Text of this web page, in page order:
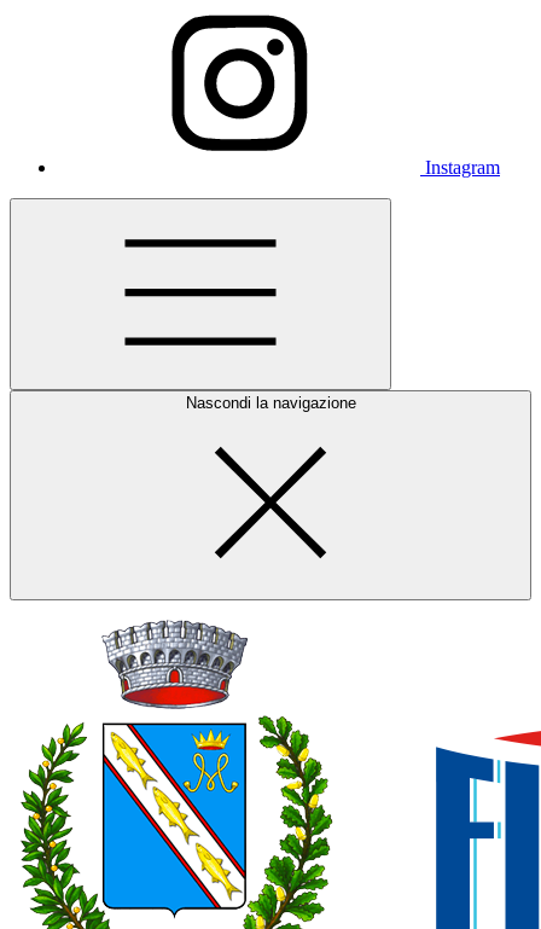
Instagram
Nascondi la navigazione